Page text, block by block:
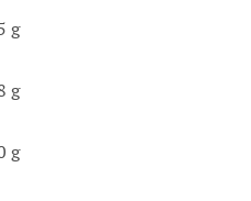
g
g
g